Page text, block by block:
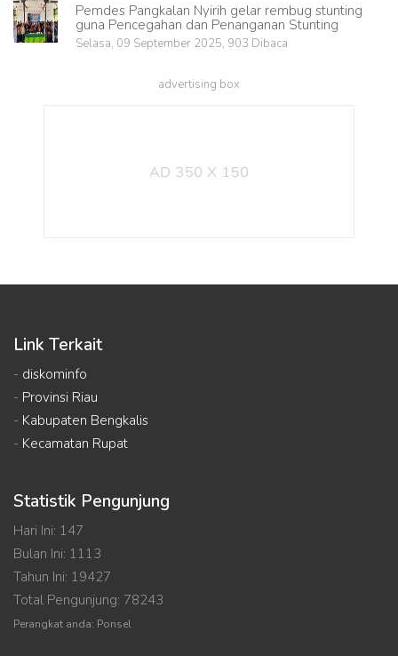
Pemdes Pangkalan Nyirih gelar rembug stunting
guna Pencegahan dan Penanganan Stunting
Selasa, 09 September 2025, 903 Dibaca
advertising box
Link Terkait
- diskominfo
- Provinsi Riau
- Kabupaten Bengkalis
- Kecamatan Rupat
Statistik Pengunjung
Hari Ini: 147
Bulan Ini: 1113
Tahun Ini: 19427
Total Pengunjung: 78243
Perangkat anda: Ponsel